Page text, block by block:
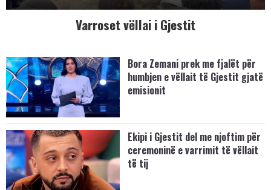
Varroset vëllai i Gjestit
Bora Zemani prek me fjalët për
humbjen e vëllait të Gjestit gjatë
emisionit
Ekipi i Gjestit del me njoftim për
ceremoninë e varrimit të vëllait
të tij